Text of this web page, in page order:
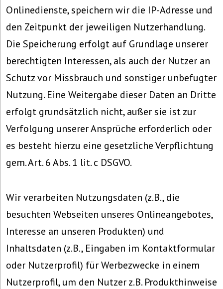
Onlinedienste, speichern wir die IP-Adresse und
den Zeitpunkt der jeweiligen Nutzerhandlung.
Die Speicherung erfolgt auf Grundlage unserer
berechtigten Interessen, als auch der Nutzer an
Schutz vor Missbrauch und sonstiger unbefugter
Nutzung. Eine Weitergabe dieser Daten an Dritte
erfolgt grundsätzlich nicht, außer sie ist zur
Verfolgung unserer Ansprüche erforderlich oder
es besteht hierzu eine gesetzliche Verpflichtung
gem. Art. 6 Abs. 1 lit. c DSGVO.
Wir verarbeiten Nutzungsdaten (z.B., die
besuchten Webseiten unseres Onlineangebotes,
Interesse an unseren Produkten) und
Inhaltsdaten (z.B., Eingaben im Kontaktformular
oder Nutzerprofil) für Werbezwecke in einem
Nutzerprofil, um den Nutzer z.B. Produkthinweise